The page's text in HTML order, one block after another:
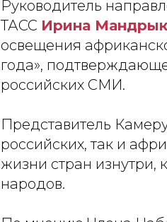
Руководитель
ТАСС Ирина
освещения
года»,
российских СМИ.
Представитель
российских, так и
жизни стран изнутри,
народов.